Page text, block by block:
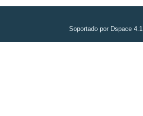
Soportado por Dspace 4.1